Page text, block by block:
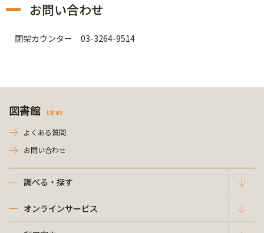
お問い合わせ
閉架カウンター 03-3264-9514
図書館 Library
よくある質問
お問い合わせ
調べる・探す
オンラインサービス